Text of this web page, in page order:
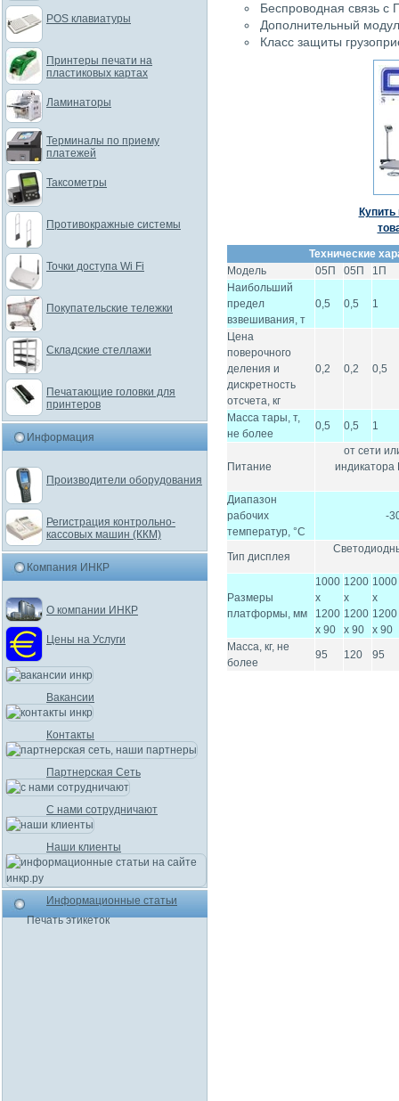
Беспроводная связь с
Дополнительный
Класс защиты
Технические
Модель
05П 05П
1П
Наибольший
предел
взвешивания, т
0,5 0,5 1
Цена
поверочного
деления и
дискретность
отсчета, кг
0,2 0,2 0,5
Масса тары, т,
не более
0,5 0,5 1
Питание
от сети
индикатора
Диапазон
рабочих
температур, °C
-
Тип дисплея
Размеры
платформы, мм
1000
х
1200
х 90
1200
х
1200
х 90
1000
х
1200
х 90
Масса, кг, не
более
95 120 95
POS клавиатуры
Принтеры печати на
пластиковых картах
Ламинаторы
Терминалы по приему
платежей
Таксометры
Противокражные системы
Точки доступа Wi Fi
Покупательские тележки
Складские стеллажи
Печатающие головки для
принтеров
Информация
Производители оборудования
Регистрация контрольно-
кассовых машин (ККМ)
Компания ИНКР
О компании ИНКР
Цены на Услуги
Вакансии
Контакты
Партнерская Сеть
С нами сотрудничают
Наши клиенты
Информационные статьи
Печать этикеток